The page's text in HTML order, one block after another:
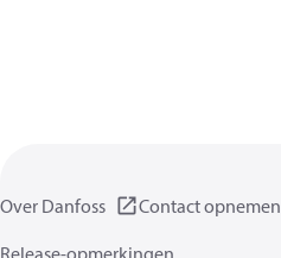
Over Danfoss
Contact opnemen
Release-opmerkingen